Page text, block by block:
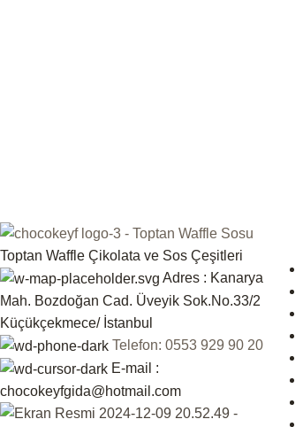
Toptan Waffle Çikolata ve Sos Çeşitleri
Adres : Kanarya
Mah. Bozdoğan Cad. Üveyik Sok.No.33/2
Küçükçekmece/ İstanbul
Telefon: 0553 929 90 20
E-mail :
chocokeyfgida@hotmail.com